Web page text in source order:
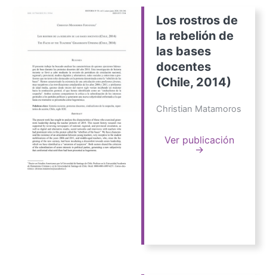
Los rostros de
la rebelión de
las bases
docentes
(Chile, 2014)
Christian Matamoros
Ver publicación
→